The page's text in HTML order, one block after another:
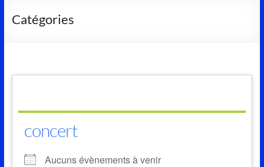
Catégories
concert
Aucuns évènements à venir